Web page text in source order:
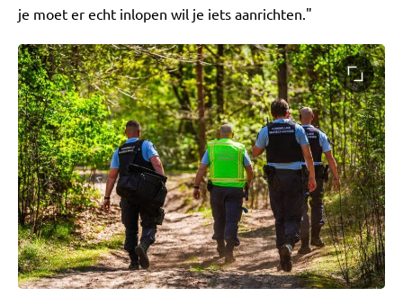
je moet er echt inlopen wil je iets aanrichten."